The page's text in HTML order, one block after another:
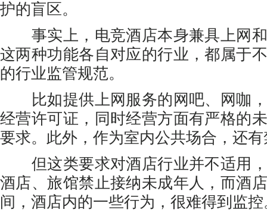
护的盲区。
事实上，电竞酒店本身兼具上网和
这两种功能各自对应的行业，都属于
的行业监管规范。
比如提供上网服务的网吧、网咖，
经营许可证，同时经营方面有严格的
要求。此外，作为室内公共场合，还
但这类要求对酒店行业并不适用，
酒店、旅馆禁止接纳未成年人，而酒
间，酒店内的一些行为，很难得到监控